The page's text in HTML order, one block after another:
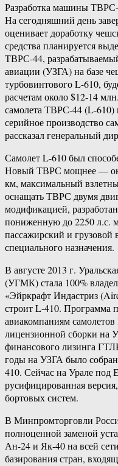
Разработка машины ТВРС-
На сегодняшний день
оценивает доработку
средства планируется
ТВРС-44,
авиации (УЗГА) на базе
турбовинтового L-610,
расчетам около $12-14
самолета ТВРС-44 (L-610)
серийное производство
рассказал генеральный
Самолет L-610 был
Новый ТВРС мощнее — он
км, максимальный
оснащать ТВРС двумя
модификацией,
пониженную до 2250 л.с.
пассажирский и
специального назначения.
В августе 2013 г.
(УГМК) стала 100%
«Эйркрафт Индастриз
строит L-410. Программа
авиакомпаниям
лицензионной сборки на
финансового лизинга
годы на УЗГА было
410. Сейчас на Урале под
русифицированная
бортовых систем.
В Минпромторговли
полноценной заменой
Ан-24 и Як-40 на всей
базирования стран,